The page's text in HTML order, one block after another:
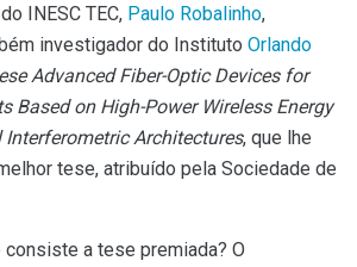
INESC TEC, Paulo Robalinho,
investigador do Instituto Orlando
Advanced Fiber-Optic Devices for
Based on High-Power Wireless Energy
Interferometric Architectures, que lhe
tese, atribuído pela Sociedade de
consiste a tese premiada? O